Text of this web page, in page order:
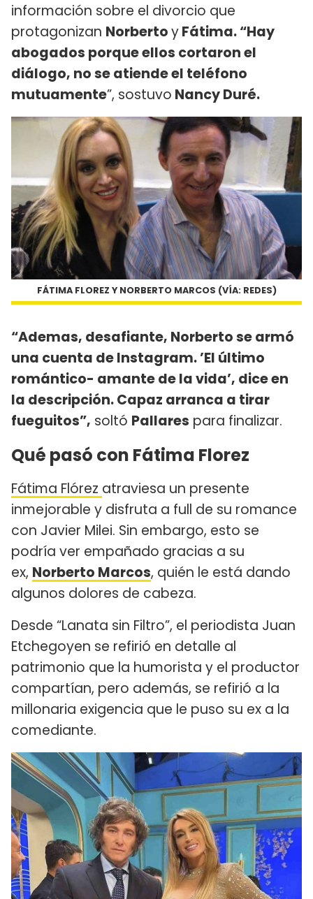
información sobre el divorcio que
protagonizan NorbertoyFátima. “Hay
abogados porque ellos cortaron el
diálogo, no se atiende el teléfono
mutuamente”, sostuvo Nancy Duré.
FÁTIMA FLOREZ Y NORBERTO MARCOS (VÍA: REDES)
“Ademas, desafiante, Norberto se armó
una cuenta de Instagram. ’El último
romántico- amante de la vida’, dice en
la descripción. Capaz arranca a tirar
fueguitos”, soltó Pallares para finalizar.
Qué pasó con Fátima Florez
Fátima Flórez atraviesa un presente
inmejorable y disfruta a full de su romance
con Javier Milei. Sin embargo, esto se
podría ver empañado gracias a su
ex, Norberto Marcos, quién le está dando
algunos dolores de cabeza.
Desde “Lanata sin Filtro”, el periodista Juan
Etchegoyen se refirió en detalle al
patrimonio que la humorista y el productor
compartían, pero además, se refirió a la
millonaria exigencia que le puso su ex a la
comediante.